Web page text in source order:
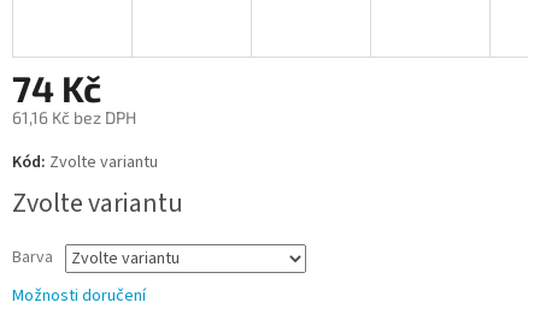
74 Kč
61,16 Kč bez DPH
Měrná
cena:
Kód: Zvolte variantu
Zvolte variantu
Barva
Možnosti doručení